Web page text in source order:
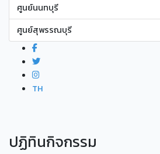
ศูนย์นนทบุรี
ศูนย์สุพรรณบุรี
TH
ปฏิทินกิจกรรม